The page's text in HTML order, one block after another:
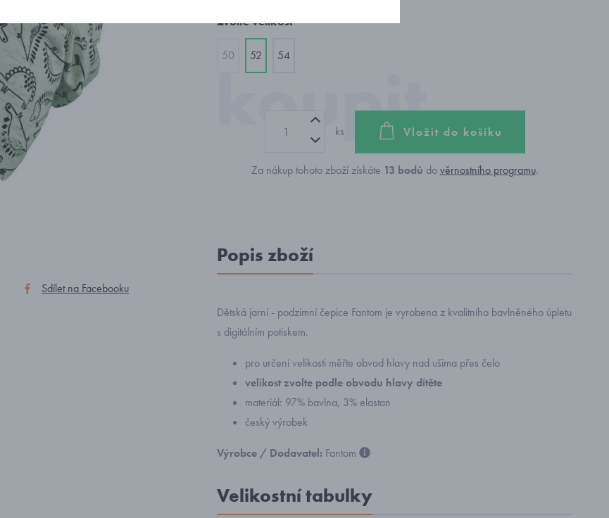
Sdílet na Facebooku
Zvolte velikost
50 52 54
ks Vložit do košíku
Za nákup tohoto zboží získáte 13 bodů dověrnostního programu.
Popis zboží
Dětská jarní - podzimní čepice Fantom je vyrobena z kvalitního bavlněného úpletu
s digitálním potiskem.
pro určení velikosti měřte obvod hlavy nad ušima přes čelo
velikost zvolte podle obvodu hlavy dítěte
materiál: 97% bavlna, 3% elastan
český výrobek
Výrobce / Dodavatel: Fantom
Velikostní tabulky